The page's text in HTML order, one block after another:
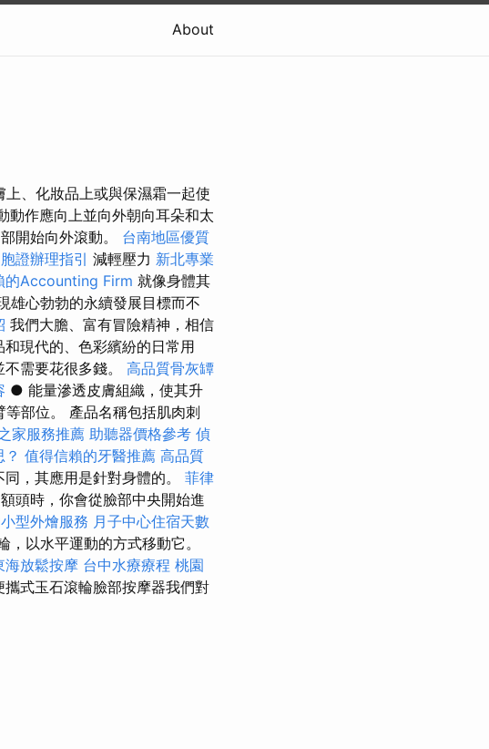
About
、化妝品上或與保濕霜一起使
動作應向上並向外朝向耳朵和太
開始向外滾動。 台南地區優質
證辦理指引 減輕壓力 新北專業
的Accounting Firm 就像身體其
雄心勃勃的永續發展目標而不
我們大膽、富有冒險精神，相信
現代的、色彩繽紛的日常用
需要花很多錢。 高品質骨灰罈
● 能量滲透皮膚組織，使其升
部位。 產品名稱包括肌肉刺
家服務推薦 助聽器價格參考 偵
值得信賴的牙醫推薦 高品質
，其應用是針對身體的。 菲律
頭時，你會從臉部中央開始進
型外燴服務 月子中心住宿天數
以水平運動的方式移動它。
海放鬆按摩 台中水療療程 桃園
攜式玉石滾輪臉部按摩器我們對